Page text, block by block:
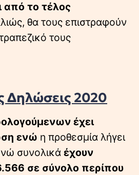
από το τέλος
θα τους επιστραφούν
τους
Δηλώσεις 2020
έχει
ενώ η προθεσμία λήγει
συνολικά έχουν
σε σύνολο περίπου